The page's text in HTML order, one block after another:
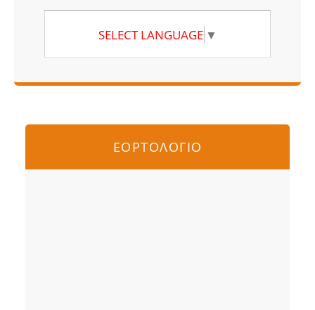
SELECT LANGUAGE ▼
ΕΟΡΤΟΛΟΓΙΟ